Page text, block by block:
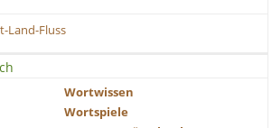
Land-Fluss
Wortwissen
Wortspiele